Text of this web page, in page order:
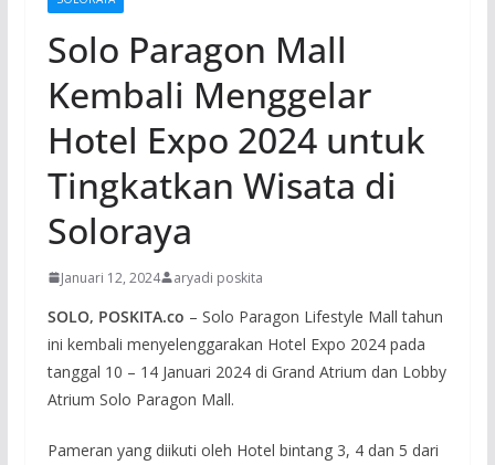
Solo Paragon Mall
Kembali Menggelar
Hotel Expo 2024 untuk
Tingkatkan Wisata di
Soloraya
Januari 12, 2024 aryadi poskita
SOLO, POSKITA.co – Solo Paragon Lifestyle Mall tahun
ini kembali menyelenggarakan Hotel Expo 2024 pada
tanggal 10 – 14 Januari 2024 di Grand Atrium dan Lobby
Atrium Solo Paragon Mall.
Pameran yang diikuti oleh Hotel bintang 3, 4 dan 5 dari